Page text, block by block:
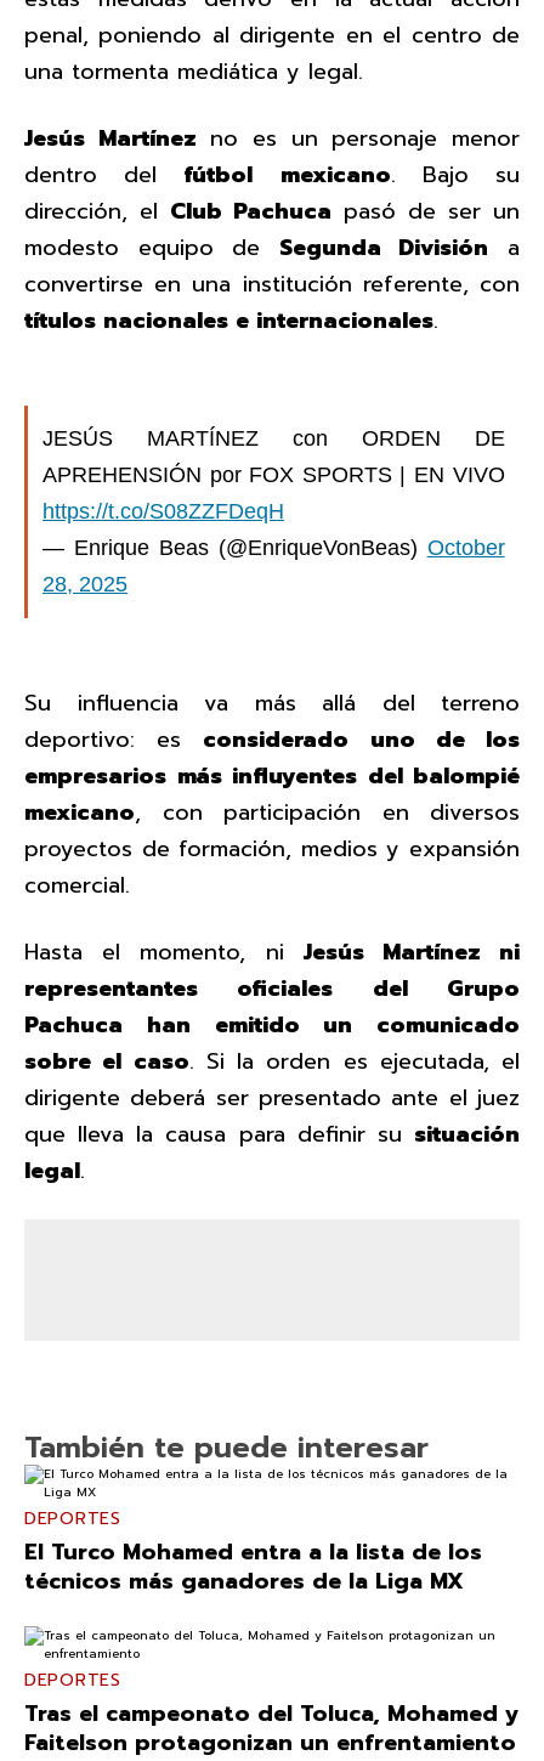
penal, poniendo al dirigente en el centro de
una tormenta mediática y legal.
Jesús Martínez no es un personaje menor
dentro del fútbol mexicano. Bajo su
dirección, el Club Pachuca pasó de ser un
modesto equipo de Segunda División a
convertirse en una institución referente, con
títulos nacionales e internacionales.
JESÚS MARTÍNEZ con ORDEN DE
APREHENSIÓN por FOX SPORTS | EN VIVO
https://t.co/S08ZZFDeqH
— Enrique Beas (@EnriqueVonBeas) October
28, 2025
Su influencia va más allá del terreno
deportivo: es considerado uno de los
empresarios más influyentes del balompié
mexicano, con participación en diversos
proyectos de formación, medios y expansión
comercial.
Hasta el momento, ni Jesús Martínez ni
representantes oficiales del Grupo
Pachuca han emitido un comunicado
sobre el caso. Si la orden es ejecutada, el
dirigente deberá ser presentado ante el juez
que lleva la causa para definir su situación
legal.
También te puede interesar
DEPORTES
El Turco Mohamed entra a la lista de los
técnicos más ganadores de la Liga MX
DEPORTES
Tras el campeonato del Toluca, Mohamed y
Faitelson protagonizan un enfrentamiento